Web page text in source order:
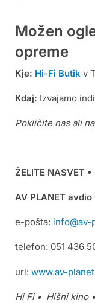
Možen
opreme
Kje: Hi-Fi Butik v
Kdaj: Izvajamo
Pokličite nas ali
ŽELITE NASVET
AV PLANET
e-pošta: info@av-
telefon: 051 436
url: www.av-
Hi Fi • Hišni kino